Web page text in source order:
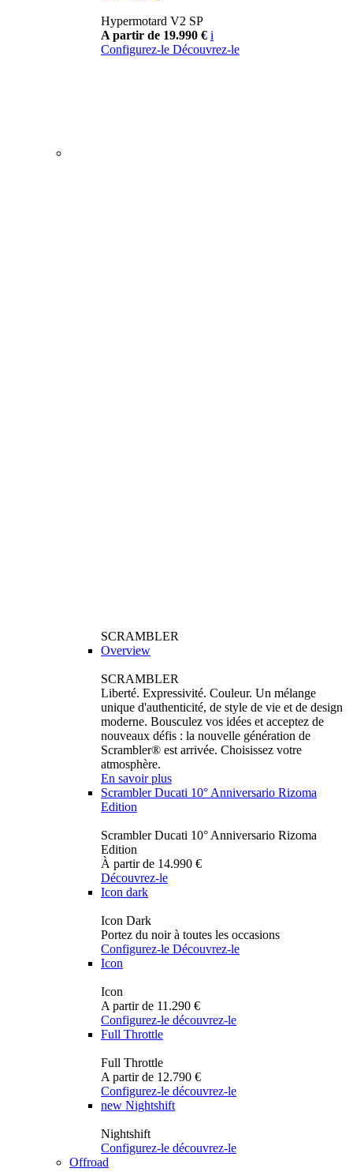
Hypermotard V2 SP
A partir de 19.990 € i
Configurez-le Découvrez-le
SCRAMBLER
Overview
SCRAMBLER
Liberté. Expressivité. Couleur. Un mélange
unique d'authenticité, de style de vie et de design
moderne. Bousculez vos idées et acceptez de
nouveaux défis : la nouvelle génération de
Scrambler® est arrivée. Choisissez votre
atmosphère.
En savoir plus
Scrambler Ducati 10° Anniversario Rizoma
Edition
Scrambler Ducati 10° Anniversario Rizoma
Edition
À partir de 14.990 €
Découvrez-le
Icon dark
Icon Dark
Portez du noir à toutes les occasions
Configurez-le Découvrez-le
Icon
Icon
A partir de 11.290 €
Configurez-le découvrez-le
Full Throttle
Full Throttle
A partir de 12.790 €
Configurez-le découvrez-le
new Nightshift
Nightshift
Configurez-le découvrez-le
Offroad